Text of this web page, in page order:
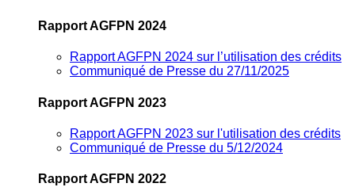
Rapport AGFPN 2024
Rapport AGFPN 2024 sur l’utilisation des crédits
Communiqué de Presse du 27/11/2025
Rapport AGFPN 2023
Rapport AGFPN 2023 sur l'utilisation des crédits
Communiqué de Presse du 5/12/2024
Rapport AGFPN 2022